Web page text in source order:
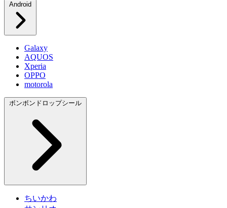
Android
Galaxy
AQUOS
Xperia
OPPO
motorola
ボンボンドロップシール
ちいかわ